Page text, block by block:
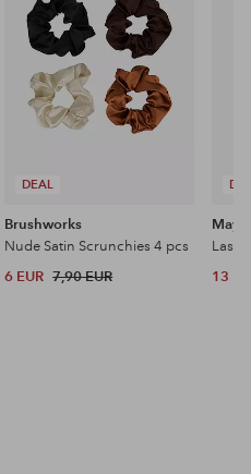
DEAL
Brushworks
Nude Satin Scrunchies 4 pcs
6 EUR 7,90 EUR 13